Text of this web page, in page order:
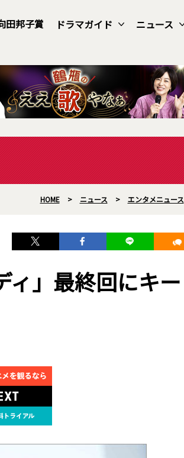
田邦子賞 ドラマガイド ニュース
HOME > ニュース > エンタメニュース
ィ」最終回にキー